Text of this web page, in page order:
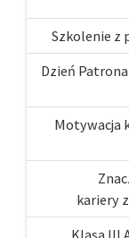
Szkolenie z
Dzień
Motywacja
kariery
Klasa III